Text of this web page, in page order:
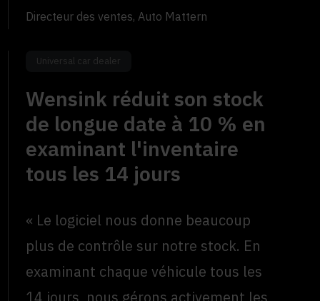
Directeur des ventes, Auto Mattern
Universal car dealer
Wensink réduit son stock
de longue date à 10 % en
examinant l'inventaire
tous les 14 jours
« Le logiciel nous donne beaucoup
plus de contrôle sur notre stock. En
examinant chaque véhicule tous les
14 jours, nous gérons activement les